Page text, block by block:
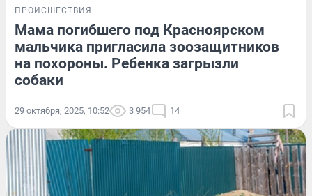
ПРОИСШЕСТВИЯ
Мама погибшего под Красноярском
мальчика пригласила зоозащитников
на похороны. Ребенка загрызли
собаки
29 октября, 2025, 10:52 3 954 14